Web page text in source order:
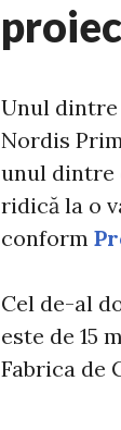
Unul dintre
Nordis
unul dintre
ridică la o
conform
Cel de-al
este de 15
Fabrica de